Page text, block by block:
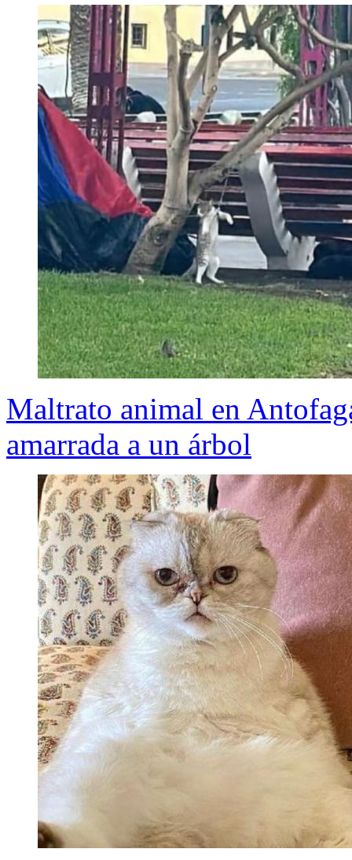
Maltrato animal en
amarrada a un árbol